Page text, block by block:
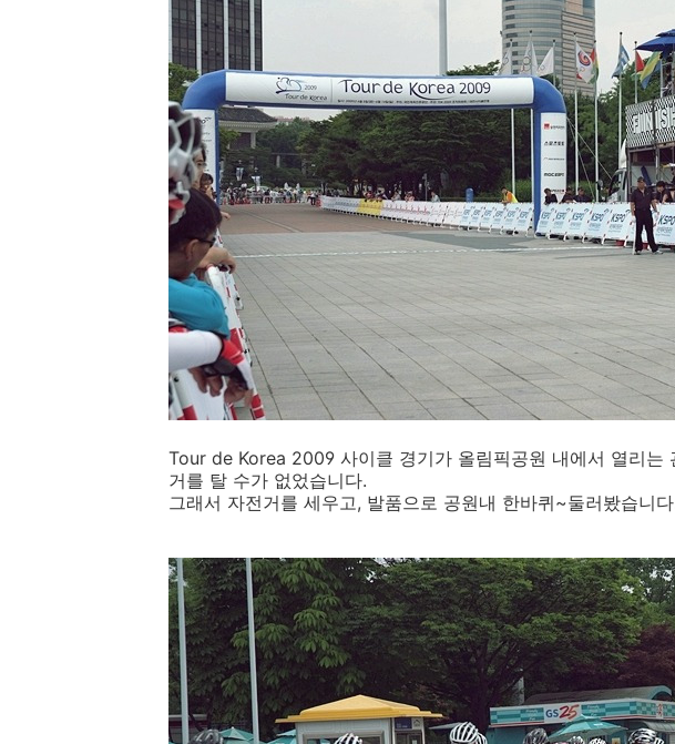
Tour de Korea 2009 사이클 경기가 올림픽공원 내에서 열리는
거를 탈 수가 없었습니다.
그래서 자전거를 세우고, 발품으로 공원내 한바퀴~둘러봤습니